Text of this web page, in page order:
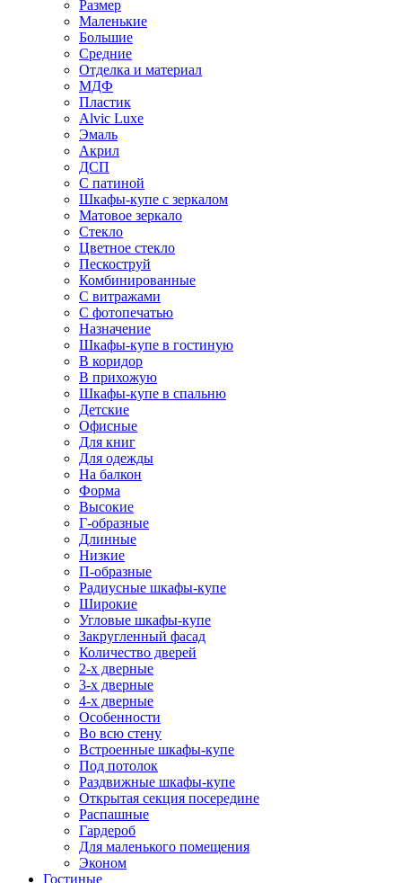
Размер
Маленькие
Большие
Средние
Отделка и материал
МДФ
Пластик
Alvic Luxe
Эмаль
Акрил
ДСП
С патиной
Шкафы-купе с зеркалом
Матовое зеркало
Стекло
Цветное стекло
Пескоструй
Комбинированные
С витражами
С фотопечатью
Назначение
Шкафы-купе в гостиную
В коридор
В прихожую
Шкафы-купе в спальню
Детские
Офисные
Для книг
Для одежды
На балкон
Форма
Высокие
Г-образные
Длинные
Низкие
П-образные
Радиусные шкафы-купе
Широкие
Угловые шкафы-купе
Закругленный фасад
Количество дверей
2-х дверные
3-х дверные
4-х дверные
Особенности
Во всю стену
Встроенные шкафы-купе
Под потолок
Раздвижные шкафы-купе
Открытая секция посередине
Распашные
Гардероб
Для маленького помещения
Эконом
Гостиные